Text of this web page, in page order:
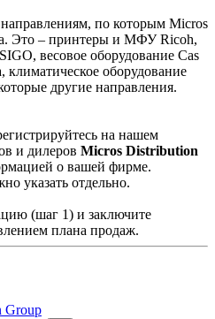
по которым Micros
Это – принтеры и МФУ Ricoh,
весовое оборудование Cas
оборудование
другие направления.
на нашем
и дилеров Micros Distribution
о вашей фирме.
указать отдельно.
(шаг 1) и заключите
плана продаж.
Group